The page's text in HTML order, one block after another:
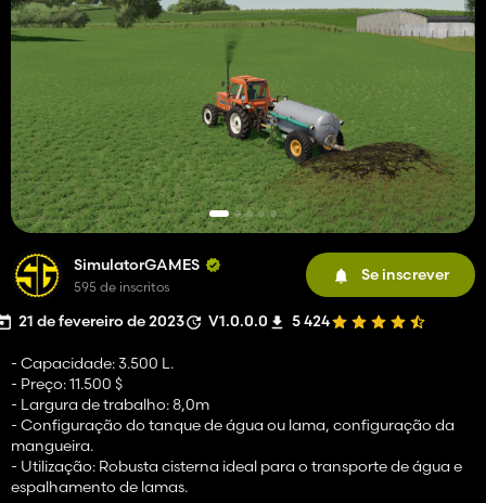
SimulatorGAMES
595 de inscritos
Se inscrever
21 de fevereiro de 2023 V1.0.0.0 5 424
- Capacidade: 3.500 L.
- Preço: 11.500 $
- Largura de trabalho: 8,0m
- Configuração do tanque de água ou lama, configuração da
mangueira.
- Utilização: Robusta cisterna ideal para o transporte de água e
espalhamento de lamas.